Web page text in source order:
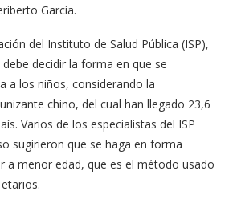
García.
del Instituto de Salud Pública (ISP),
decidir la forma en que se
a los niños, considerando la
chino, del cual han llegado 23,6
Varios de los especialistas del ISP
sugirieron que se haga en forma
a menor edad, que es el método usado